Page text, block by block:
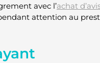
avec l’achat
attention au